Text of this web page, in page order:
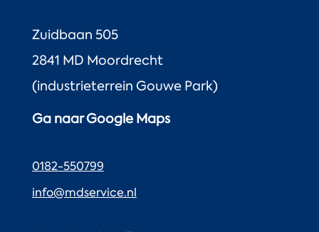
Zuidbaan 505
2841 MD Moordrecht
(industrieterrein Gouwe Park)
Ga naar Google Maps
0182-550799
info@mdservice.nl